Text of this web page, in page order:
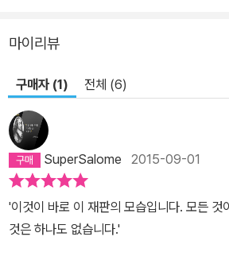
마이리뷰
구매자 (1) 전체 (6)
SuperSalome 2015-09-01
'이것이 바로 이 재판의 모습입니다. 모든 것
것은 하나도 없습니다.'